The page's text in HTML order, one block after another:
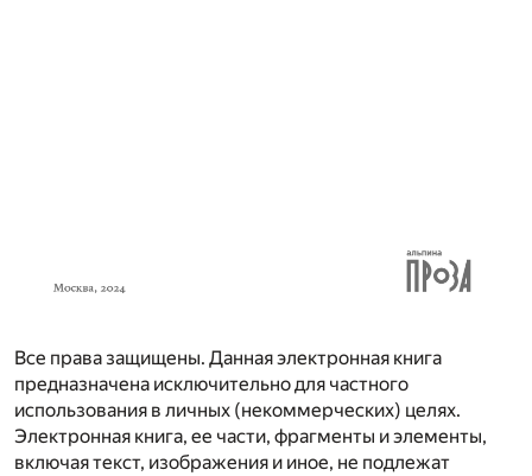
Все права защищены. Данная электронная книга
предназначена исключительно для частного
использования в личных (некоммерческих) целях.
Электронная книга, ее части, фрагменты и элементы,
включая текст, изображения и иное, не подлежат